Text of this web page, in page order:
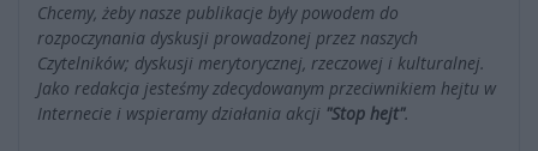
Chcemy, żeby nasze publikacje były powodem do
rozpoczynania dyskusji prowadzonej przez naszych
Czytelników; dyskusji merytorycznej, rzeczowej i kulturalnej.
Jako redakcja jesteśmy zdecydowanym przeciwnikiem hejtu w
Internecie i wspieramy działania akcji "Stop hejt".